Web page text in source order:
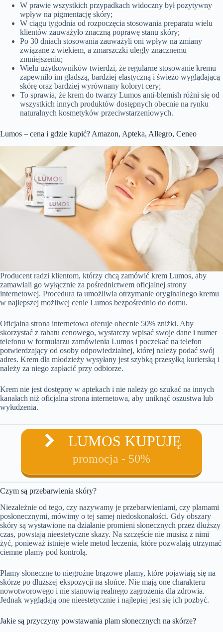
W prawie wszystkich przypadkach widoczny był pozytywny
wpływ na pigmentację skóry;
W ciągu tygodnia od rozpoczęcia stosowania preparatu wielu
klientów zauważyło znaczną poprawę stanu skóry;
Po 30 dniach stosowania zauważyli oni wpływ na zmiany
związane z wiekiem, a zmarszczki uległy znacznemu
zmniejszeniu;
Wielu użytkowników twierdzi, że regularne stosowanie kremu
zapewniło im gładszą, bardziej elastyczną i świeżo wyglądającą
skórę oraz bardziej wyrównany koloryt cery;
To sprawia, że krem do twarzy Lumos anti-blemish różni się od
wszystkich innych produktów dostępnych obecnie na rynku
naturalnych kosmetyków przeciwstarzeniowych.
Lumos – cena i gdzie kupić? Amazon, Apteka, Allegro, Ceneo
Producent radzi klientom, którzy chcą zamówić krem Lumos, aby
zamawiali go wyłącznie za pośrednictwem oficjalnej strony
internetowej. Procedura ta umożliwia otrzymanie oryginalnego kremu
w najlepszej możliwej cenie Lumos bezpośrednio do domu.
Oficjalna strona internetowa oferuje obecnie 50% zniżki. Aby
skorzystać z rabatu cenowego, wystarczy wpisać swoje dane i numer
telefonu w formularzu zamówienia Lumos i poczekać na telefon
potwierdzający od osoby odpowiedzialnej, której należy podać swój
adres. Krem dla młodzieży wysyłany jest szybką przesyłką kurierską i
należy za niego zapłacić przy odbiorze.
Krem nie jest dostępny w aptekach i nie należy go szukać na innych
kanałach niż oficjalna strona internetowa, aby uniknąć oszustwa lub
wyłudzenia.
LUMOS KUPUJĘ
promocja - 50%
Czym są przebarwienia skóry?
Niezależnie od tego, czy nazywamy je przebarwieniami, czy plamami
posłonecznymi, mówimy o tej samej niedoskonałości. Gdy obszary
skóry są wystawione na działanie promieni słonecznych przez dłuższy
czas, powstają nieestetyczne skazy. Na szczęście nie musisz z nimi
żyć, ponieważ istnieje wiele metod leczenia, które pozwalają utrzymać
ciemne plamy pod kontrolą.
Plamy słoneczne to niegroźne brązowe plamy, które pojawiają się na
skórze po dłuższej ekspozycji na słońce. Nie mają one charakteru
nowotworowego i nie stanowią realnego zagrożenia dla zdrowia.
Jednak wyglądają one nieestetycznie i najlepiej jest się ich pozbyć.
Jakie są przyczyny powstawania plam słonecznych na skórze?